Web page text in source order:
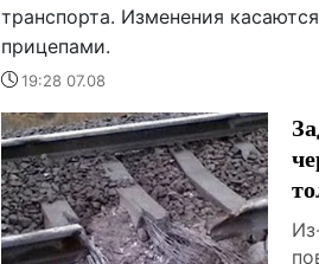
транспорта. Изменения
прицепами.
19:28 07.08